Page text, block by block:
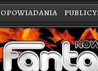
OPOWIADANIA